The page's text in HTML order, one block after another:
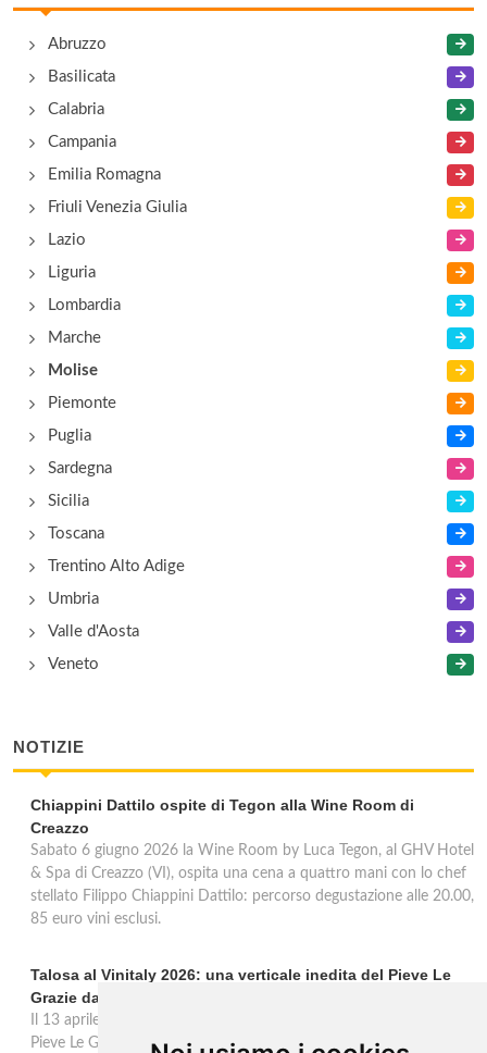
Il Gallo Nero
via Giovanni Albino 4, Campobasso
Il Potesta'
vicolo Persichillo 3, Campobasso
Il Ritrovo
contrada San Giovanni Dei Gelsi 80, Campobasso
Abruzzo
Basilicata
Calabria
Campania
Emilia Romagna
Friuli Venezia Giulia
Lazio
Liguria
Lombardia
Marche
Molise
Piemonte
Puglia
Sardegna
Sicilia
Toscana
Trentino Alto Adige
Umbria
Valle d'Aosta
Veneto
NOTIZIE
Chiappini Dattilo ospite di Tegon alla Wine Room di
Creazzo
Sabato 6 giugno 2026 la Wine Room by Luca Tegon, al GHV Hotel
& Spa di Creazzo (VI), ospita una cena a quattro mani con lo chef
stellato Filippo Chiappini Dattilo: percorso degustazione alle 20.00,
85 euro vini esclusi.
Talosa al Vinitaly 2026: una verticale inedita del Pieve Le
Grazie dal 2016 al 2020
Il 13 aprile 2026 al Vinitaly, Talosa presenta la verticale inedita del
Pieve Le Grazie: cinque annate dal 2016 al 2020 del Nobile di